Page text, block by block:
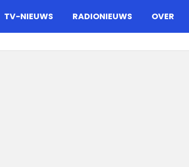
TV-NIEUWS RADIONIEUWS OVER